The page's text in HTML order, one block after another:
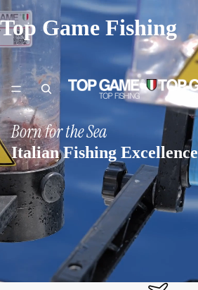
Top Game Fishing
Born for the Sea
Italian Fishing Excellence